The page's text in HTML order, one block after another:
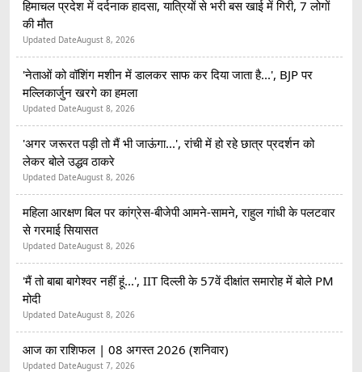
हिमाचल प्रदेश में दर्दनाक हादसा, यात्रियों से भरी बस खाई में गिरी, 7 लोगों
की मौत
Updated DateAugust 8, 2026
'नेताओं को वॉशिंग मशीन में डालकर साफ कर दिया जाता है...', BJP पर
मल्लिकार्जुन खरगे का हमला
Updated DateAugust 8, 2026
'अगर जरूरत पड़ी तो मैं भी जाऊंगा...', रांची में हो रहे छात्र प्रदर्शन को
लेकर बोले उद्धव ठाकरे
Updated DateAugust 8, 2026
महिला आरक्षण बिल पर कांग्रेस-बीजेपी आमने-सामने, राहुल गांधी के पलटवार
से गरमाई सियासत
Updated DateAugust 8, 2026
'मैं तो बाबा बागेश्वर नहीं हूं...', IIT दिल्ली के 57वें दीक्षांत समारोह में बोले PM
मोदी
Updated DateAugust 8, 2026
आज का राशिफल | 08 अगस्त 2026 (शनिवार)
Updated DateAugust 7, 2026